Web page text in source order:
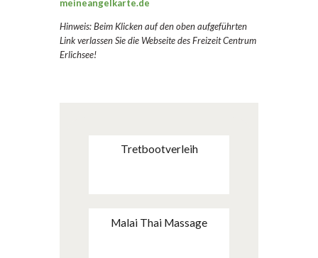
meineangelkarte.de
Hinweis: Beim Klicken auf den oben aufgeführten
Link verlassen Sie die Webseite des Freizeit Centrum
Erlichsee!
Tretbootverleih
Malai Thai Massage